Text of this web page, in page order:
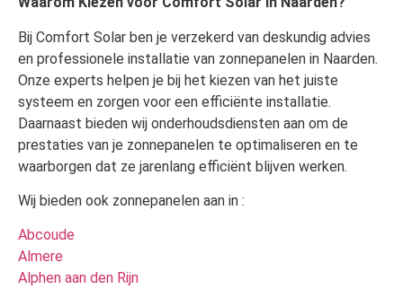
Bij Comfort Solar ben je verzekerd van deskundig advies
en professionele installatie van zonnepanelen in Naarden.
Onze experts helpen je bij het kiezen van het juiste
systeem en zorgen voor een efficiënte installatie.
Daarnaast bieden wij onderhoudsdiensten aan om de
prestaties van je zonnepanelen te optimaliseren en te
waarborgen dat ze jarenlang efficiënt blijven werken.
Wij bieden ook zonnepanelen aan in :
Abcoude
Almere
Alphen aan den Rijn